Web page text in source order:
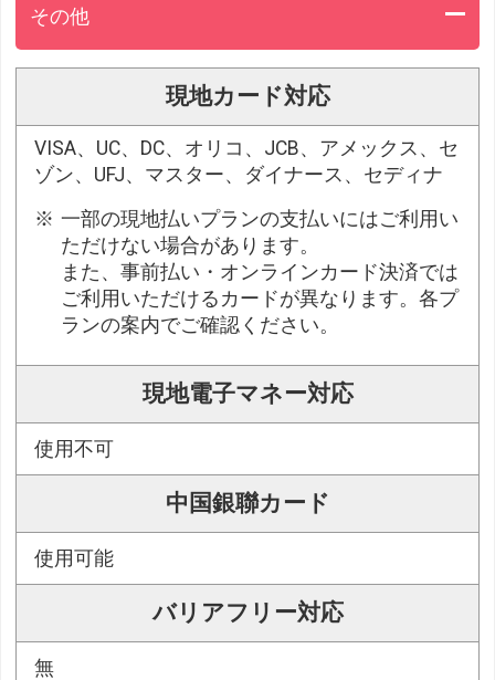
その他
現地カード対応
VISA、UC、DC、オリコ、JCB、アメックス、セ
ゾン、UFJ、マスター、ダイナース、セディナ
一部の現地払いプランの支払いにはご利用い
ただけない場合があります。
また、事前払い・オンラインカード決済では
ご利用いただけるカードが異なります。各プ
ランの案内でご確認ください。
現地電子マネー対応
使用不可
中国銀聯カード
使用可能
バリアフリー対応
無